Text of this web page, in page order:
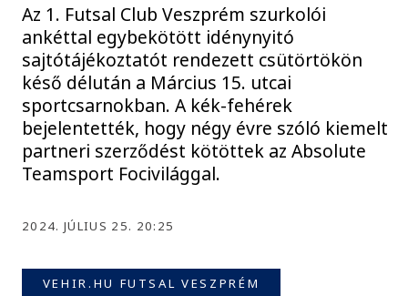
Az 1. Futsal Club Veszprém szurkolói
ankéttal egybekötött idénynyitó
sajtótájékoztatót rendezett csütörtökön
késő délután a Március 15. utcai
sportcsarnokban. A kék-fehérek
bejelentették, hogy négy évre szóló kiemelt
partneri szerződést kötöttek az Absolute
Teamsport Focivilággal.
2024. JÚLIUS 25. 20:25
VEHIR.HU FUTSAL VESZPRÉM